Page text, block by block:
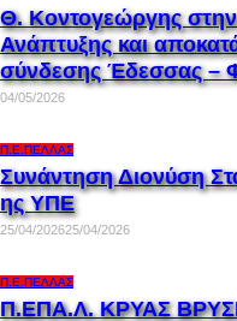
Θ. Κοντογεώργης
Ανάπτυξης και
σύνδεσης Έδεσσας –
04/05/2026
Π.Ε.ΠΈΛΛΑΣ
Συνάντηση Διονύση
ης ΥΠΕ
25/04/202625/04/2026
Π.Ε.ΠΈΛΛΑΣ
Π.ΕΠΑ.Λ. ΚΡΥΑΣ